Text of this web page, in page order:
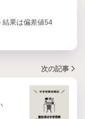
結果は偏差値54
次の記事